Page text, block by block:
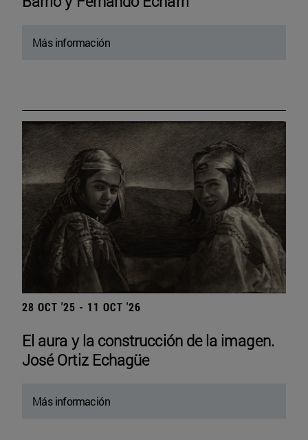
Más información
28 OCT '25 - 11 OCT '26
El aura y la construcción de la imagen.
José Ortiz Echagüe
Más información